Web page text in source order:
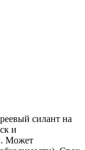
силант на
и
Может